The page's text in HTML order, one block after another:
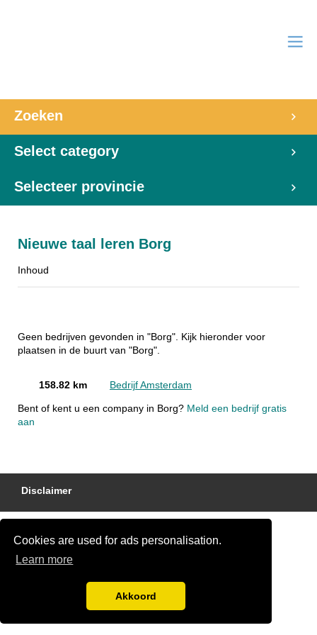
Cookies are used for ads personalisation.
Learn more
Akkoord
Zoeken
Select category
Selecteer provincie
Nieuwe taal leren Borg
Inhoud
Geen bedrijven gevonden in "Borg". Kijk hieronder voor
plaatsen in de buurt van "Borg".
158.82 km Bedrijf Amsterdam
Bent of kent u een company in Borg? Meld een bedrijf gratis
aan
Disclaimer